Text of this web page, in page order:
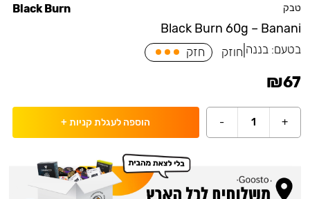
טבק
Black Burn 60g – Banani
Black Burn
בטעם:בננה חוזק חזק
₪67
+
1
- הוספה לעגלת קניות +